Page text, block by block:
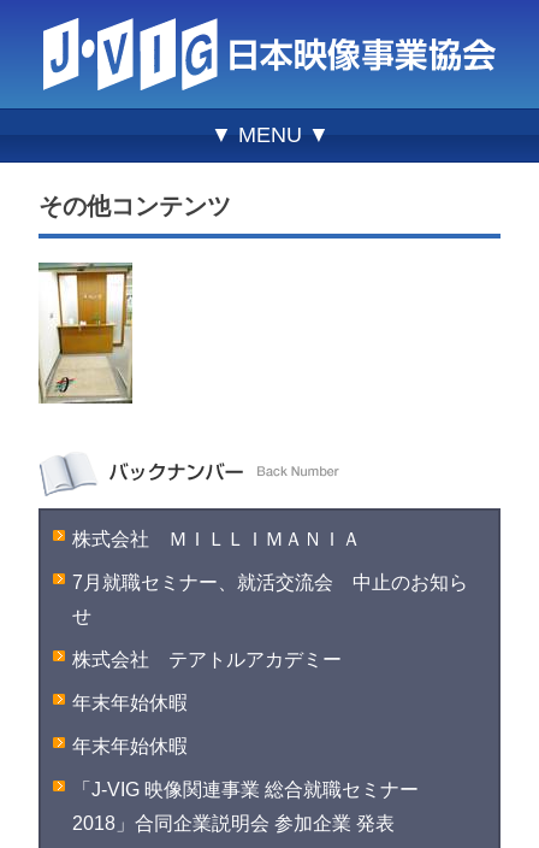
▼ MENU ▼
その他コンテンツ
株式会社 ＭＩＬＬＩＭＡＮＩＡ
7月就職セミナー、就活交流会 中止のお知ら
せ
株式会社 テアトルアカデミー
年末年始休暇
年末年始休暇
「J-VIG 映像関連事業 総合就職セミナー
2018」合同企業説明会 参加企業 発表